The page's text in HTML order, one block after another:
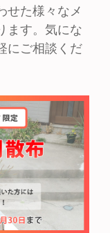
せた様々なメ
ます。気にな
にご相談くだ